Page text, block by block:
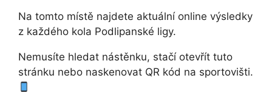
Na tomto místě najdete aktuální online výsledky
z každého kola Podlipanské ligy.
Nemusíte hledat nástěnku, stačí otevřít tuto
stránku nebo naskenovat QR kód na sportovišti.